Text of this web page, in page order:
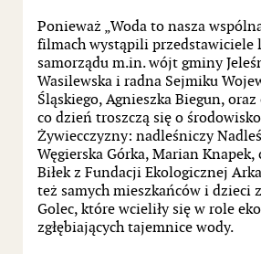
Ponieważ „Woda to nasza
filmach wystąpili przedstawiciele
samorządu m.in. wójt gminy
Wasilewska i radna Sejmiku
Śląskiego, Agnieszka Biegun,
co dzień troszczą się o
Żywiecczyzny: nadleśniczy
Węgierska Górka, Marian
Biłek z Fundacji Ekologicznej
też samych mieszkańców i dzieci
Golec, które wcieliły się w role
zgłębiających tajemnice wody.